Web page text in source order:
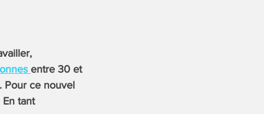
entre 30 et
Pour ce nouvel
tant